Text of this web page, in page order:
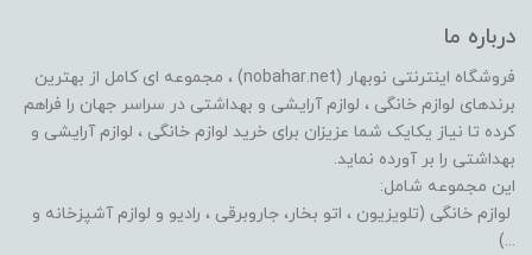
درباره ما
فروشگاه اینترنتی نوبهار (nobahar.net) ، مجموعه ای کامل از بهترین
برندهای لوازم خانگی ، لوازم آرایشی و بهداشتی در سراسر جهان را فراهم
کرده تا نیاز یکایک شما عزیزان برای خرید لوازم خانگی ، لوازم آرایشی و
بهداشتی را بر آورده نماید.
این مجموعه شامل:
لوازم خانگی (تلویزیون ، اتو بخار، جاروبرقی ، رادیو و لوازم آشپزخانه و
...)